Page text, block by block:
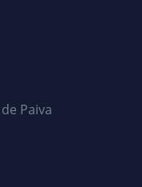
Paiva